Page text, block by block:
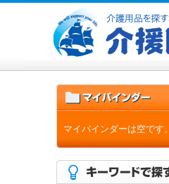
マイバインダーは空です。